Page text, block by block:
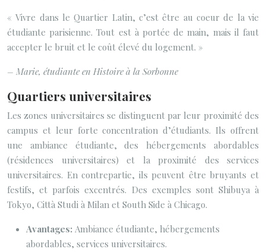
« Vivre dans le Quartier Latin, c’est être au coeur de la vie
étudiante parisienne. Tout est à portée de main, mais il faut
accepter le bruit et le coût élevé du logement. »
– Marie, étudiante en Histoire à la Sorbonne
Quartiers universitaires
Les zones universitaires se distinguent par leur proximité des
campus et leur forte concentration d’étudiants. Ils offrent
une ambiance étudiante, des hébergements abordables
(résidences universitaires) et la proximité des services
universitaires. En contrepartie, ils peuvent être bruyants et
festifs, et parfois excentrés. Des exemples sont Shibuya à
Tokyo, Città Studi à Milan et South Side à Chicago.
Avantages: Ambiance étudiante, hébergements
abordables, services universitaires.